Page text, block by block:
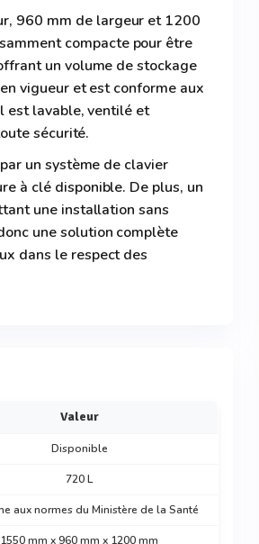
960 mm de largeur et 1200
compacte pour être
un volume de stockage
vigueur et est conforme aux
est lavable, ventilé et
sécurité.
un système de clavier
à clé disponible. De plus, un
une installation sans
une solution complète
dans le respect des
Valeur
Disponible
720 L
aux normes du Ministère de la Santé
1550 mm x 960 mm x 1200 mm